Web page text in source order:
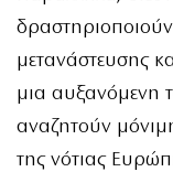
μετανάστευσης
μια αυξανόμενη
αναζητούν
της νότιας